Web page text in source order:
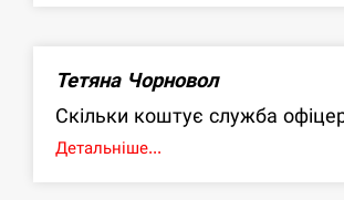
Тетяна Чорновол
Скільки коштує служба
Детальніше...